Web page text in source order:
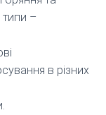
–
в різних